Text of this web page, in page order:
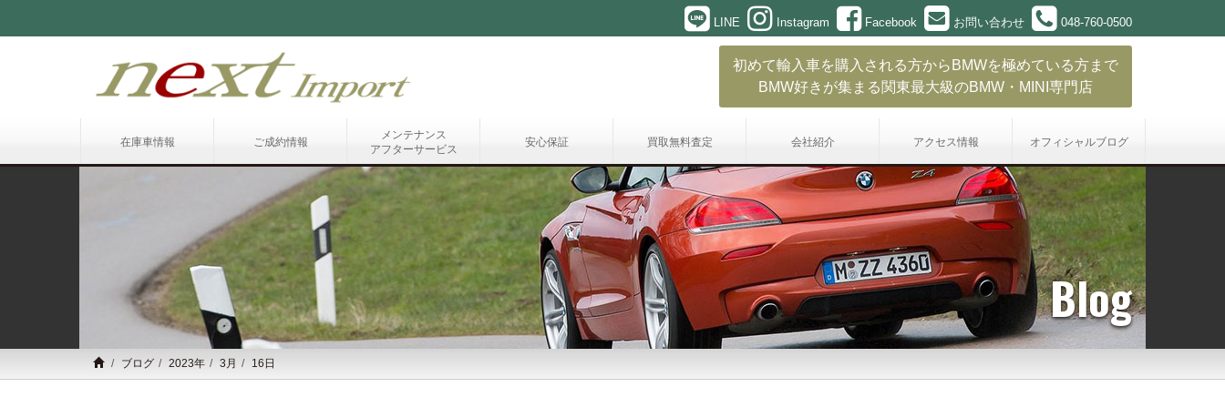
LINE Instagram Facebook お問い合わせ 048-760-0500
初めて輸入車を購入される方からBMWを極めている方まで
BMW好きが集まる関東最大級のBMW・MINI専門店
在庫車情報 ご成約情報
メンテナンス
アフターサービス
安心保証 買取無料査定 会社紹介 アクセス情報 オフィシャルブログ
Blog
ブログ 2023年 3月 16日